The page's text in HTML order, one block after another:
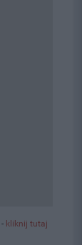
kliknij tutaj